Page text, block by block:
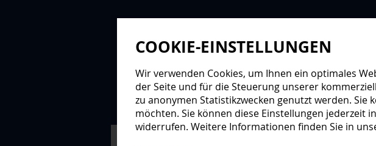
NEWS PROFIS NACHWUCHS TICKETS
COOKIE-EINSTELLUNGEN
Wir verwenden Cookies, um Ihnen ein optimales
der Seite und für die Steuerung unserer
zu anonymen Statistikzwecken genutzt werden. Sie
möchten. Sie können diese Einstellungen jederzeit
widerrufen. Weitere Informationen finden Sie in